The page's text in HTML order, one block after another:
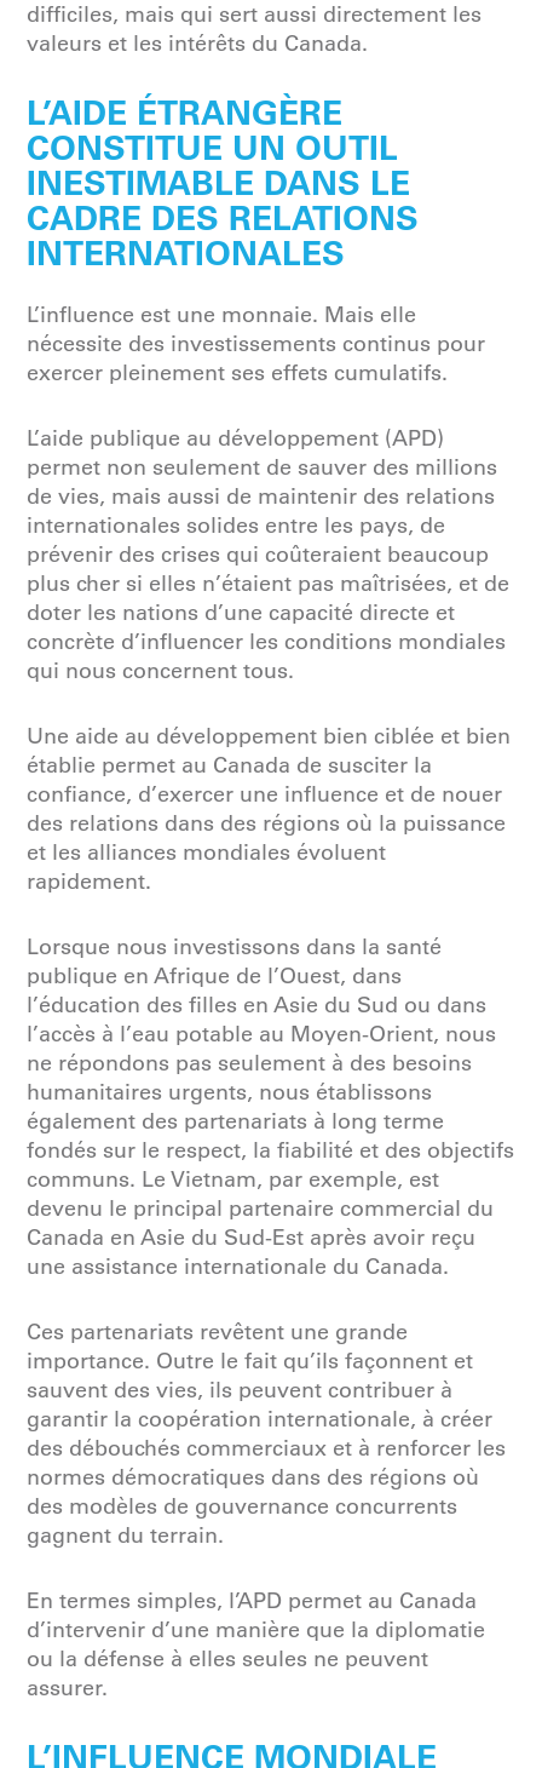
difficiles, mais qui sert aussi directement les
valeurs et les intérêts du Canada.
L’AIDE ÉTRANGÈRE
CONSTITUE UN OUTIL
INESTIMABLE DANS LE
CADRE DES RELATIONS
INTERNATIONALES
L’influence est une monnaie. Mais elle
nécessite des investissements continus pour
exercer pleinement ses effets cumulatifs.
L’aide publique au développement (APD)
permet non seulement de sauver des millions
de vies, mais aussi de maintenir des relations
internationales solides entre les pays, de
prévenir des crises qui coûteraient beaucoup
plus cher si elles n’étaient pas maîtrisées, et de
doter les nations d’une capacité directe et
concrète d’influencer les conditions mondiales
qui nous concernent tous.
Une aide au développement bien ciblée et bien
établie permet au Canada de susciter la
confiance, d’exercer une influence et de nouer
des relations dans des régions où la puissance
et les alliances mondiales évoluent
rapidement.
Lorsque nous investissons dans la santé
publique en Afrique de l’Ouest, dans
l’éducation des filles en Asie du Sud ou dans
l’accès à l’eau potable au Moyen-Orient, nous
ne répondons pas seulement à des besoins
humanitaires urgents, nous établissons
également des partenariats à long terme
fondés sur le respect, la fiabilité et des objectifs
communs. Le Vietnam, par exemple, est
devenu le principal partenaire commercial du
Canada en Asie du Sud-Est après avoir reçu
une assistance internationale du Canada.
Ces partenariats revêtent une grande
importance. Outre le fait qu’ils façonnent et
sauvent des vies, ils peuvent contribuer à
garantir la coopération internationale, à créer
des débouchés commerciaux et à renforcer les
normes démocratiques dans des régions où
des modèles de gouvernance concurrents
gagnent du terrain.
En termes simples, l’APD permet au Canada
d’intervenir d’une manière que la diplomatie
ou la défense à elles seules ne peuvent
assurer.
L’INFLUENCE MONDIALE